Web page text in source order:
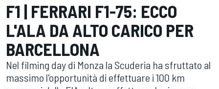
F1 | FERRARI F1-75: ECCO
L'ALA DA ALTO CARICO PER
BARCELLONA
Nel filming day di Monza la Scuderia ha sfruttato al
massimo l'opportunità di effettuare i 100 km